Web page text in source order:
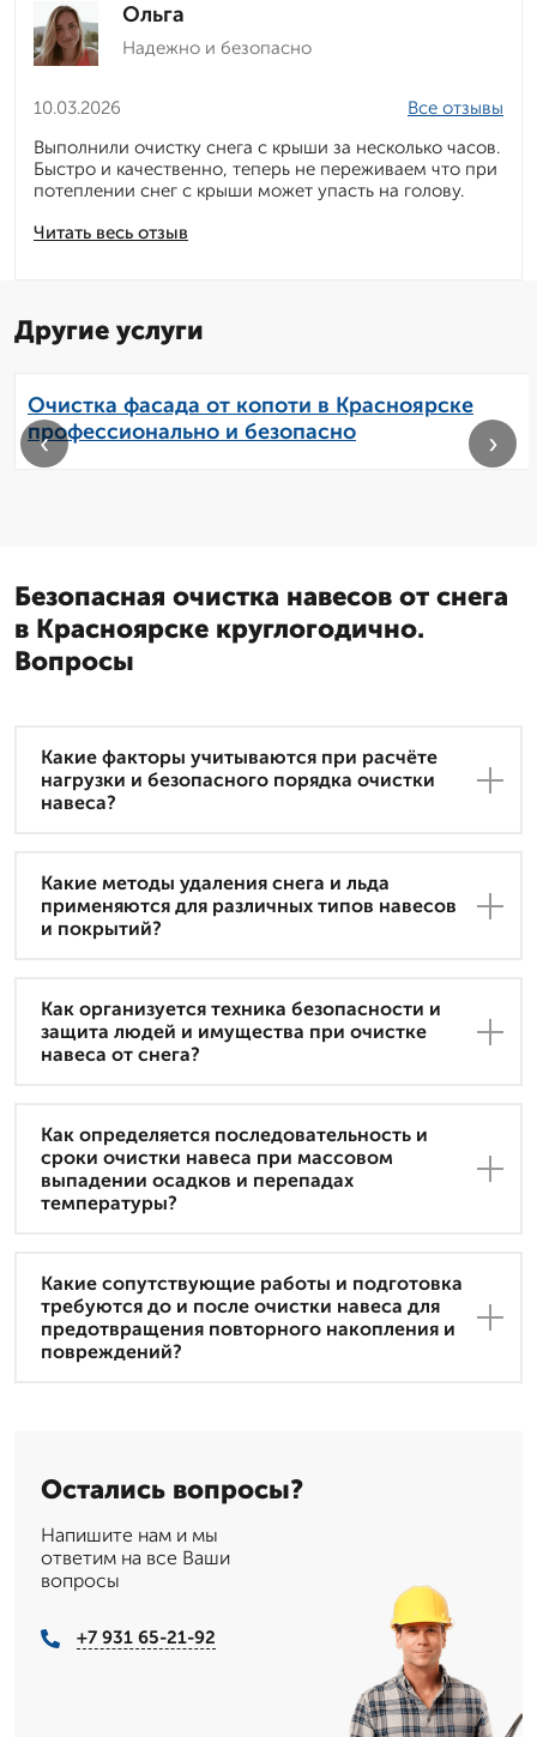
Ольга
Надежно и безопасно
10.03.2026
Читать весь отзыв
Все отзывы
Выполнили очистку снега с крыши за несколько часов.
Быстро и качественно, теперь не переживаем что при
потеплении снег с крыши может упасть на голову.
Другие услуги
Очистка фасада от копоти в Красноярске
профессионально и безопасно
‹ ›
Безопасная очистка навесов от снега
в Красноярске круглогодично.
Вопросы
Какие факторы учитываются при расчёте
нагрузки и безопасного порядка очистки
навеса?
Какие методы удаления снега и льда
применяются для различных типов навесов
и покрытий?
Как организуется техника безопасности и
защита людей и имущества при очистке
навеса от снега?
Как определяется последовательность и
сроки очистки навеса при массовом
выпадении осадков и перепадах
температуры?
Какие сопутствующие работы и подготовка
требуются до и после очистки навеса для
предотвращения повторного накопления и
повреждений?
Остались вопросы?
Напишите нам и мы
ответим на все Ваши
вопросы
+7 931 65-21-92